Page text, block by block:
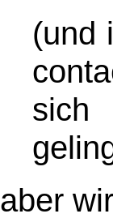
(und
sich
aber